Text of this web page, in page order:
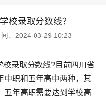
校录取分数线？
：2024-03-29 10:23
录取分数线?目前四川省
中职和五年高中两种，其
五年高职需要达到学校高